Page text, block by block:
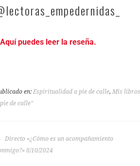
Aquí puedes leer la reseña.
en: Espiritualidad a pie de calle, Mis libros
de calle"
Directo «¿Cómo es un acompañamiento
8/10/2024